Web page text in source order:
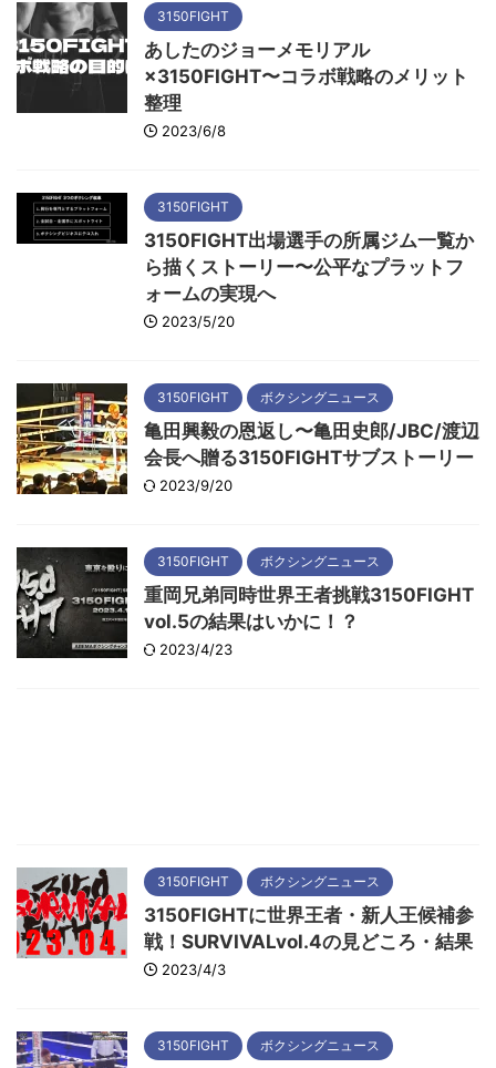
3150FIGHT
あしたのジョーメモリアル
×3150FIGHT〜コラボ戦略のメリット
整理
2023/6/8
3150FIGHT
3150FIGHT出場選手の所属ジム一覧か
ら描くストーリー〜公平なプラットフ
ォームの実現へ
2023/5/20
3150FIGHT ボクシングニュース
亀田興毅の恩返し〜亀田史郎/JBC/渡辺
会長へ贈る3150FIGHTサブストーリー
2023/9/20
3150FIGHT ボクシングニュース
重岡兄弟同時世界王者挑戦3150FIGHT
vol.5の結果はいかに！？
2023/4/23
3150FIGHT ボクシングニュース
3150FIGHTに世界王者・新人王候補参
戦！SURVIVALvol.4の見どころ・結果
2023/4/3
3150FIGHT ボクシングニュース